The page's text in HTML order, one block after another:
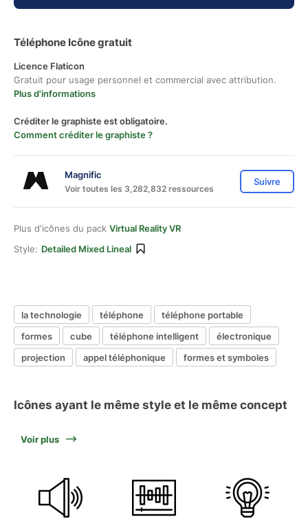
Téléphone Icône gratuit
Licence Flaticon
Gratuit pour usage personnel et commercial avec attribution.
Plus d'informations
Créditer le graphiste est obligatoire.
Comment créditer le graphiste ?
Magnific
Voir toutes les 3,282,832 ressources
Suivre
Plus d'icônes du pack Virtual Reality VR
Style: Detailed Mixed Lineal
la technologie téléphone
téléphone portable
formes
cube téléphone intelligent
électronique
projection
appel téléphonique formes et symboles
Icônes ayant le même style et le même concept
Voir plus